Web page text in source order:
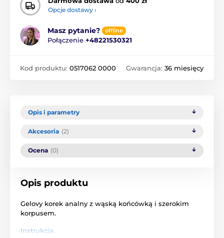
Opcje dostawy ›
Masz pytanie? offline
Połączenie +48221530321
Kod produktu: 0517062 0000 Gwarancja: 36 miesięcy
Opis i parametry
Akcesoria (2)
Ocena (0)
Opis produktu
Gelovy korek analny z wąską końcówką i szerokim
korpusem.
Instrukcja.